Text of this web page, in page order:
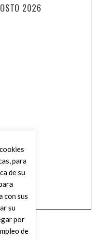
2026
para
de su
con sus
su
por
de